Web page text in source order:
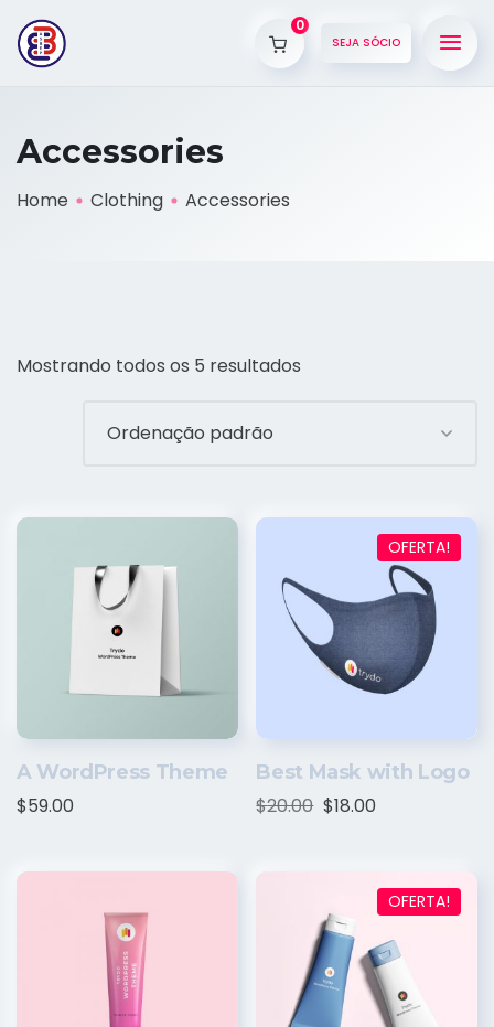
0
SEJA SÓCIO
Accessories
Home Clothing Accessories
Mostrando todos os 5 resultados
A WordPress Theme
$59.00
OFERTA!
Best Mask with Logo
$20.00 $18.00
OFERTA!